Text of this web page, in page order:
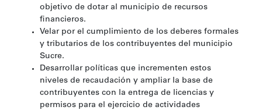
objetivo de dotar al municipio de recursos
financieros.
Velar por el cumplimiento de los deberes formales
y tributarios de los contribuyentes del municipio
Sucre.
Desarrollar políticas que incrementen estos
niveles de recaudación y ampliar la base de
contribuyentes con la entrega de licencias y
permisos para el ejercicio de actividades